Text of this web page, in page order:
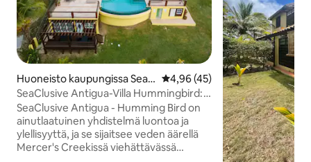
Huoneisto kaupungissa Seat
ons Village
Keskimääräinen arvio 4,96/5,
4,96 (45)
SeaClusive Antigua-Villa Hummingbird:
Sviitti A
SeaClusive Antigua - Humming Bird on
ainutlaatuinen yhdistelmä luontoa ja
ylellisyyttä, ja se sijaitsee veden äärellä
Mercer's Creekissä viehättävässä